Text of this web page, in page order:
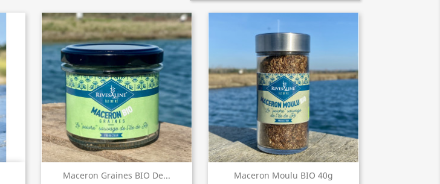
Maceron Graines BIO De...
Aperçu rapide Maceron Moulu BIO 40g
Aperçu rapide